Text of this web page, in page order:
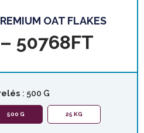
OAT FLAKES
– 50768FT
: 500 G
500 G 25 KG